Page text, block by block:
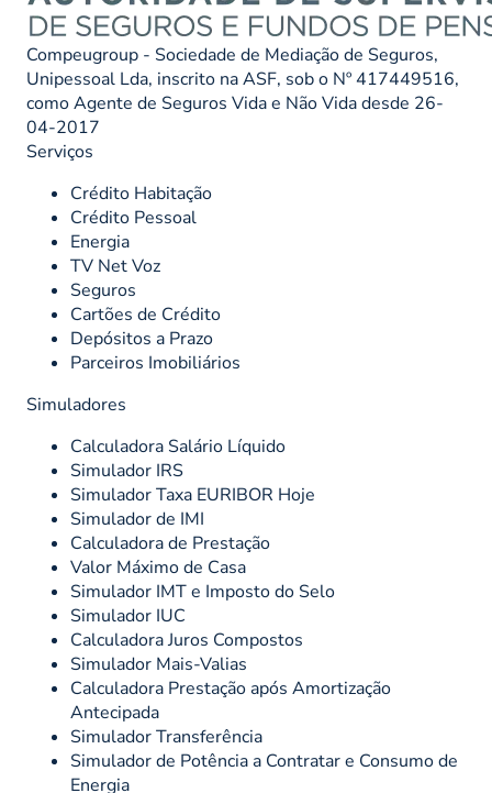
Compeugroup - Sociedade de Mediação de Seguros,
Unipessoal Lda, inscrito na ASF, sob o Nº 417449516,
como Agente de Seguros Vida e Não Vida desde 26-
04-2017
Serviços
Crédito Habitação
Crédito Pessoal
Energia
TV Net Voz
Seguros
Cartões de Crédito
Depósitos a Prazo
Parceiros Imobiliários
Simuladores
Calculadora Salário Líquido
Simulador IRS
Simulador Taxa EURIBOR Hoje
Simulador de IMI
Calculadora de Prestação
Valor Máximo de Casa
Simulador IMT e Imposto do Selo
Simulador IUC
Calculadora Juros Compostos
Simulador Mais-Valias
Calculadora Prestação após Amortização
Antecipada
Simulador Transferência
Simulador de Potência a Contratar e Consumo de
Energia